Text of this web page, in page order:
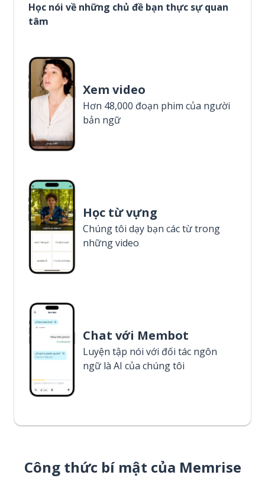
Học nói về những chủ đề bạn thực sự quan
tâm
Xem video
Hơn 48,000 đoạn phim của người
bản ngữ
Học từ vựng
Chúng tôi dạy bạn các từ trong
những video
Chat với Membot
Luyện tập nói với đối tác ngôn
ngữ là AI của chúng tôi
Công thức bí mật của Memrise